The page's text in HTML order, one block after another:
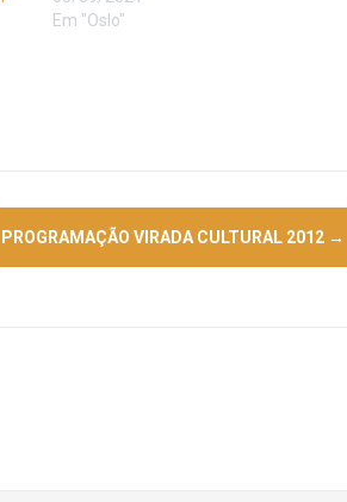
Em "Oslo"
PROGRAMAÇÃO VIRADA CULTURAL 2012 →